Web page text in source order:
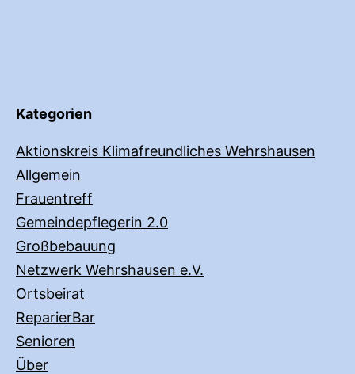
Kategorien
Aktionskreis Klimafreundliches Wehrshausen
Allgemein
Frauentreff
Gemeindepflegerin 2.0
Großbebauung
Netzwerk Wehrshausen e.V.
Ortsbeirat
ReparierBar
Senioren
Über